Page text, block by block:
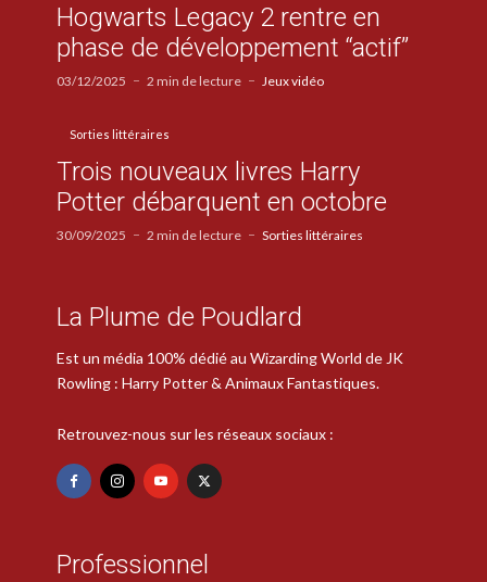
Hogwarts Legacy 2 rentre en
phase de développement “actif”
03/12/2025 2 min de lecture Jeux vidéo
Sorties littéraires
Trois nouveaux livres Harry
Potter débarquent en octobre
30/09/2025 2 min de lecture Sorties littéraires
La Plume de Poudlard
Est un média 100% dédié au Wizarding World de JK
Rowling : Harry Potter & Animaux Fantastiques.
Retrouvez-nous sur les réseaux sociaux :
Professionnel